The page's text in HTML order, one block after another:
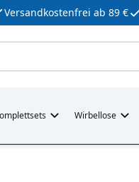
Versandkostenfrei ab 89 €
Wirbellose